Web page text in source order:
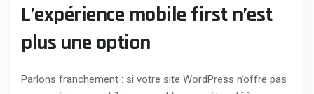
L’expérience mobile first n’est
plus une option
Parlons franchement : si votre site WordPress n’offre pas